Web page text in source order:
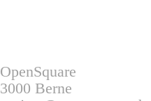
OpenSquare
3000 Berne